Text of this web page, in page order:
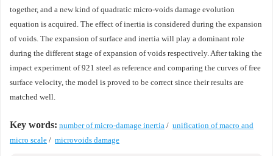
together, and a new kind of quadratic micro-voids damage evolution
equation is acquired. The effect of inertia is considered during the expansion
of voids. The expansion of surface and inertia will play a dominant role
during the different stage of expansion of voids respectively. After taking the
impact experiment of 921 steel as reference and comparing the curves of free
surface velocity, the model is proved to be correct since their results are
matched well.
Key words: number of micro-damage inertia / unification of macro and
micro scale / microvoids damage